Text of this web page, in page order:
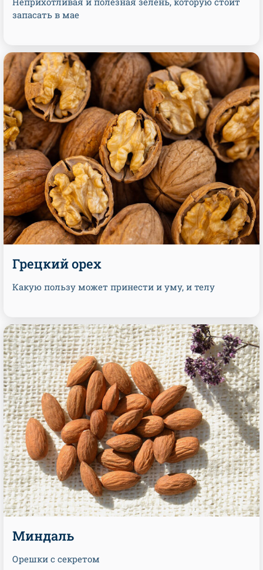
запасать в мае
Грецкий орех
Какую пользу может принести и уму, и телу
Миндаль
Орешки с секретом